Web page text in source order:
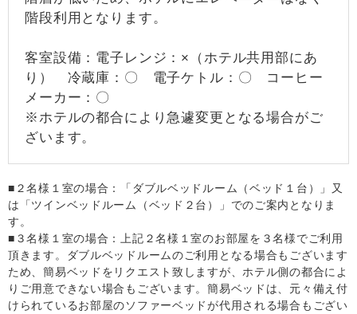
階段利用となります。
客室設備：電子レンジ：×（ホテル共用部にあ
り） 冷蔵庫：〇 電子ケトル：〇 コーヒー
メーカー：〇
※ホテルの都合により急遽変更となる場合がご
ざいます。
■２名様１室の場合：「ダブルベッドルーム（ベッド１台）」又
は「ツインベッドルーム（ベッド２台）」でのご案内となりま
す。
■３名様１室の場合：上記２名様１室のお部屋を３名様でご利用
頂きます。ダブルベッドルームのご利用となる場合もございます
ため、簡易ベッドをリクエスト致しますが、ホテル側の都合によ
りご用意できない場合もございます。簡易ベッドは、元々備え付
けられているお部屋のソファーベッドが代用される場合もござい